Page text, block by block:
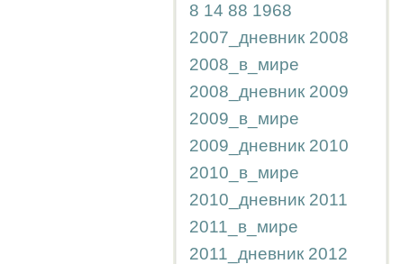
8 14 88 1968
2007_дневник 2008
2008_в_мире
2008_дневник 2009
2009_в_мире
2009_дневник 2010
2010_в_мире
2010_дневник 2011
2011_в_мире
2011_дневник 2012